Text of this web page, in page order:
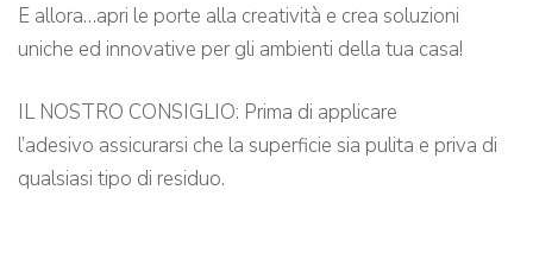
E allora…apri le porte alla creatività e crea soluzioni
uniche ed innovative per gli ambienti della tua casa!
IL NOSTRO CONSIGLIO: Prima di applicare
l’adesivo assicurarsi che la superficie sia pulita e priva di
qualsiasi tipo di residuo.